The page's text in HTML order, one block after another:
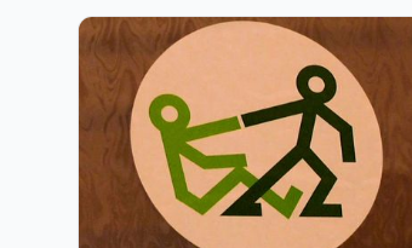
заявление, в котором дана
оценка решению парламента ...